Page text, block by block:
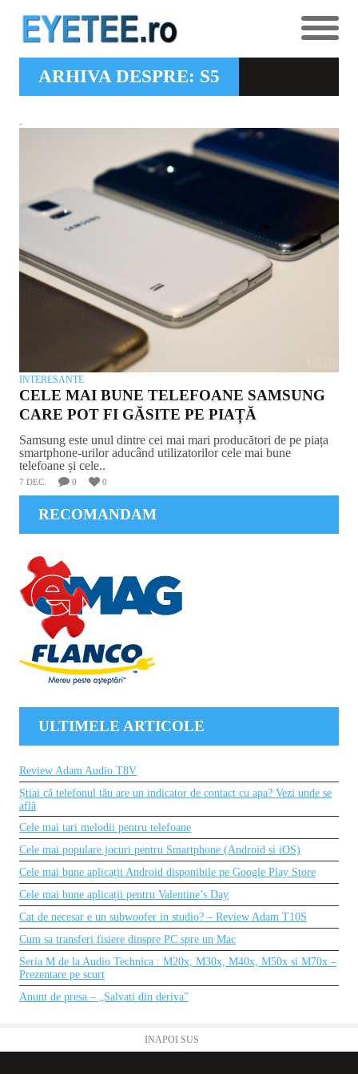
ARHIVA DESPRE: S5
INTERESANTE
CELE MAI BUNE TELEFOANE SAMSUNG
CARE POT FI GĂSITE PE PIAȚĂ
Samsung este unul dintre cei mai mari producători de pe piața
smartphone-urilor aducând utilizatorilor cele mai bune
telefoane și cele..
7 DEC. 0 0
RECOMANDAM
ULTIMELE ARTICOLE
Review Adam Audio T8V
Știai că telefonul tău are un indicator de contact cu apa? Vezi unde se
află
Cele mai tari melodii pentru telefoane
Cele mai populare jocuri pentru Smartphone (Android si iOS)
Cele mai bune aplicații Android disponibile pe Google Play Store
Cele mai bune aplicații pentru Valentine’s Day
Cat de necesar e un subwoofer in studio? – Review Adam T10S
Cum sa transferi fisiere dinspre PC spre un Mac
Seria M de la Audio Technica : M20x, M30x, M40x, M50x si M70x –
Prezentare pe scurt
Anunt de presa – „Salvati din deriva”
INAPOI SUS